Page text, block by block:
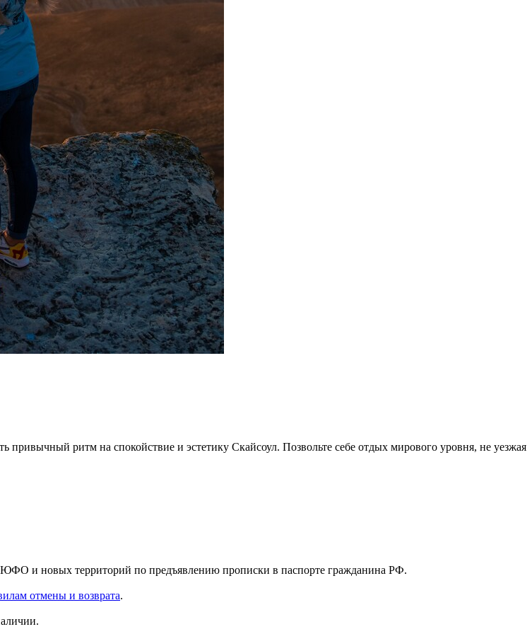
ритм на спокойствие и эстетику Скайсоул. Позвольте себе отдых мирового уровня, не уезжая
ЮФО и новых территорий по предъявлению прописки в паспорте гражданина РФ.
отмены и возврата.